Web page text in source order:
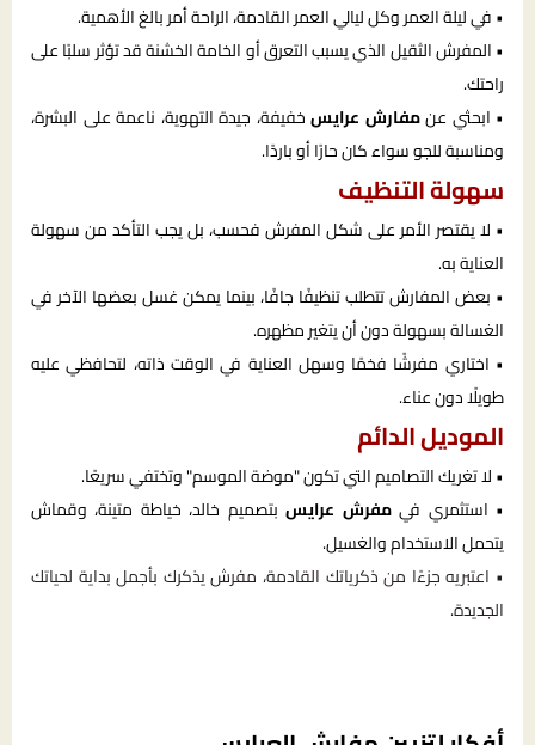
• في ليلة العمر وكل ليالي العمر القادمة، الراحة أمر بالغ الأهمية.
• المفرش الثقيل الذي يسبب التعرق أو الخامة الخشنة قد تؤثر سلبًا على
راحتك.
• ابحثي عنمفارش عرايسخفيفة، جيدة التهوية، ناعمة على البشرة،
ومناسبة للجو سواء كان حارًا أو باردًا.
سهولة التنظيف
• لا يقتصر الأمر على شكل المفرش فحسب، بل يجب التأكد من سهولة
العناية به.
• بعض المفارش تتطلب تنظيفًا جافًا، بينما يمكن غسل بعضها الآخر في
الغسالة بسهولة دون أن يتغير مظهره.
• اختاري مفرشًا فخمًا وسهل العناية في الوقت ذاته، لتحافظي عليه
طويلًا دون عناء.
الموديل الدائم
• لا تغريك التصاميم التي تكون "موضة الموسم" وتختفي سريعًا.
• استثمري فيمفرش عرايسبتصميم خالد، خياطة متينة، وقماش
يتحمل الاستخدام والغسيل.
• اعتبريه جزءًا من ذكرياتك القادمة، مفرش يذكرك بأجمل بداية لحياتك
الجديدة.